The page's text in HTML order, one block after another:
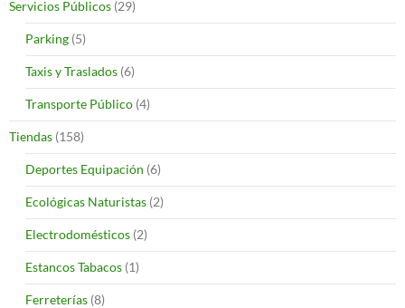
Servicios Públicos (29)
Parking (5)
Taxis y Traslados (6)
Transporte Público (4)
Tiendas (158)
Deportes Equipación (6)
Ecológicas Naturistas (2)
Electrodomésticos (2)
Estancos Tabacos (1)
Ferreterías (8)